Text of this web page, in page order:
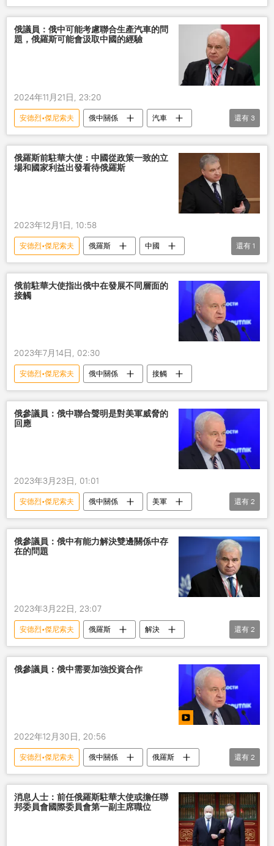
俄議員：俄中可能考慮聯合生產汽車的問
題，俄羅斯可能會汲取中國的經驗
2024年11月21日, 23:20
安德烈•傑尼索夫 俄中關係
汽車
生產
中國 經驗
還有 3
俄羅斯前駐華大使：中國從政策一致的立
場和國家利益出發看待俄羅斯
2023年12月1日, 10:58
安德烈•傑尼索夫 俄羅斯
中國
俄中關係
還有 1
俄前駐華大使指出俄中在發展不同層面的
接觸
2023年7月14日, 02:30
安德烈•傑尼索夫 俄中關係 接觸
俄參議員：俄中聯合聲明是對美軍威脅的
回應
2023年3月23日, 01:01
安德烈•傑尼索夫 俄中關係
美軍
威脅
回應
還有 2
俄參議員：俄中有能力解決雙邊關係中存
在的問題
2023年3月22日, 23:07
安德烈•傑尼索夫 俄羅斯
解決
問題
中國
還有 2
俄參議員：俄中需要加強投資合作
2022年12月30日, 20:56
安德烈•傑尼索夫 俄中關係
俄羅斯
採訪
評論
還有 2
消息人士：前任俄羅斯駐華大使或擔任聯
邦委員會國際委員會第一副主席職位